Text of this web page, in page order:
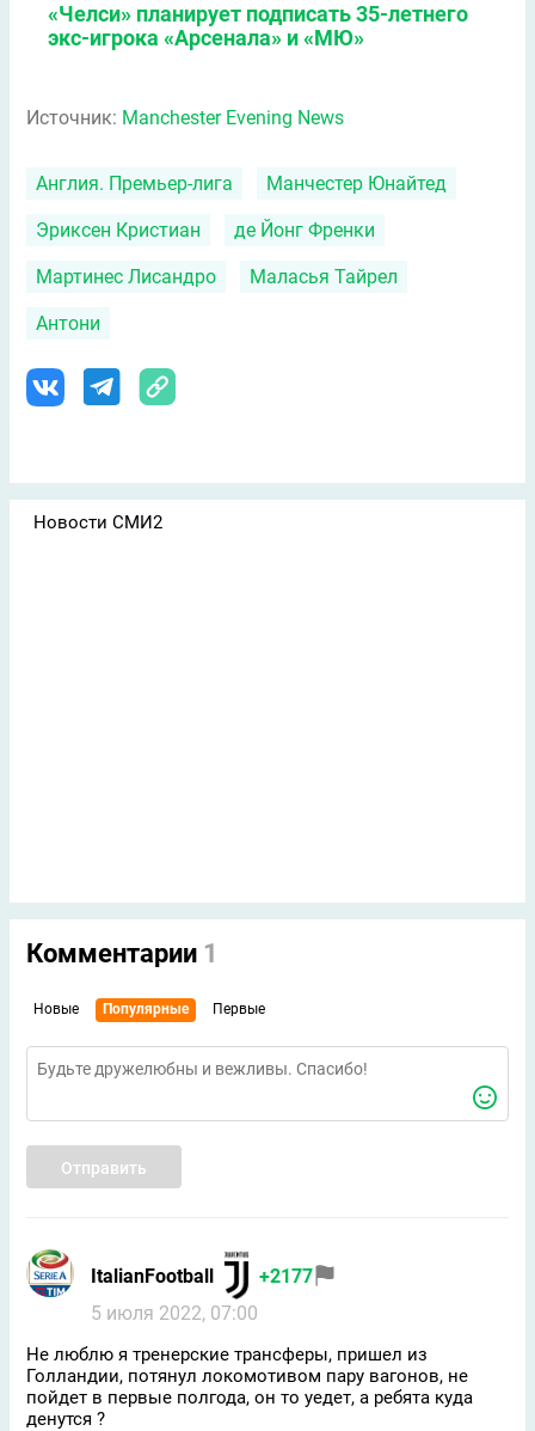
«Челси» планирует подписать 35-летнего
экс-игрока «Арсенала» и «МЮ»
Источник: Manchester Evening News
Англия. Премьер-лига Манчестер Юнайтед
Эриксен Кристиан де Йонг Френки
Мартинес Лисандро Маласья Тайрел
Антони
Новости СМИ2
Комментарии 1
Новые Популярные Первые
Отправить
ItalianFootball
+2177
5 июля 2022, 07:00
Не люблю я тренерские трансферы, пришел из
Голландии, потянул локомотивом пару вагонов, не
пойдет в первые полгода, он то уедет, а ребята куда
денутся ?